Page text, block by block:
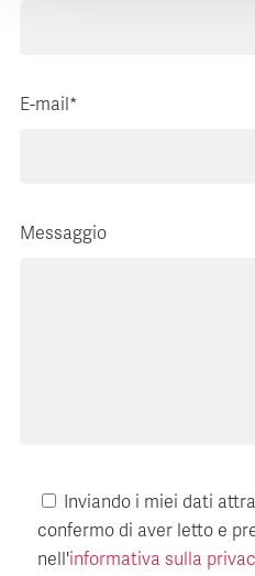
E-mail*
Messaggio
Inviando i miei dati
confermo di aver letto e
nell'informativa sulla